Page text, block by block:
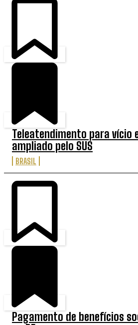
Teleatendimento para vício
ampliado pelo SUS
BRASIL
Pagamento de benefícios